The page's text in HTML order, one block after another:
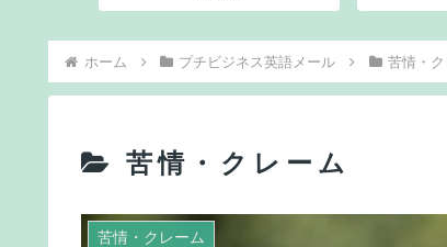
ホーム プチビジネス英語メール 苦情・ク
苦情・クレーム
苦情・クレーム